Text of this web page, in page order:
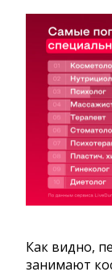
Как видно,
занимают